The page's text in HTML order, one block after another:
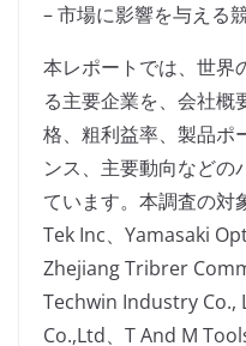
– 市場に影響を与える
本レポートでは、世界
る主要企業を、会社概
格、粗利益率、製品ポ
ンス、主要動向などの
ています。本調査の対
Tek Inc、Yamasaki
Zhejiang Tribrer
Techwin Industry
Co.,Ltd、T And M